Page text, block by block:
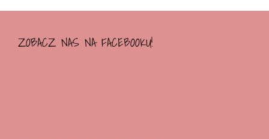
ZOBACZ NAS NA FACEBOOKU!